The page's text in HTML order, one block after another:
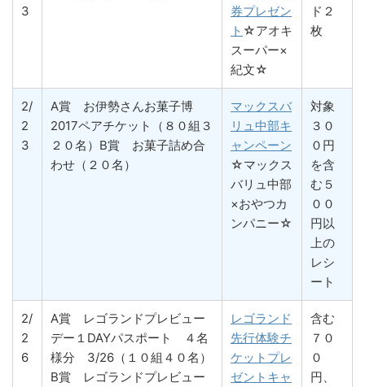
3
券プレゼン
ト ☆アオキ
スーパー×
紀文☆
ド２
枚
2/
2
3
A賞 お伊勢さんお菓子博
2017ペアチケット（８０組３
２０名）B賞 お菓子詰め合
わせ（２０名）
マックスバ
リュ中部キ
ャンペーン
☆マックス
バリュ中部
×おやつカ
ンパニー☆
対象
３０
０円
を含
む５
００
円以
上の
レシ
ート
2/
2
6
A賞 レゴランドプレビュー
デー１DAYパスポート ４名
様分 3/26（１０組４０名）
B賞 レゴランドプレビュー
レゴランド
先行体験チ
ケットプレ
ゼントキャ
含む
７０
０
円、